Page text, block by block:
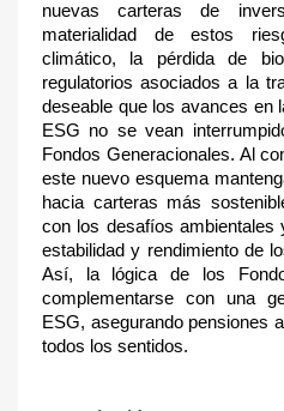
nuevas carteras de
materialidad de estos
climático, la pérdida de
regulatorios asociados a la
deseable que los avances en
ESG no se vean
Fondos Generacionales. Al
este nuevo esquema
hacia carteras más
con los desafíos ambientales
estabilidad y rendimiento de
Así, la lógica de los
complementarse con una
ESG, asegurando pensiones
todos los sentidos.